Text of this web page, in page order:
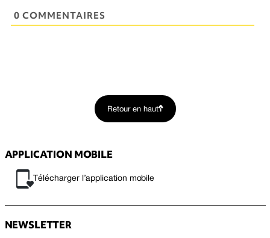
0 COMMENTAIRES
Retour en haut
APPLICATION MOBILE
Télécharger l’application mobile
NEWSLETTER